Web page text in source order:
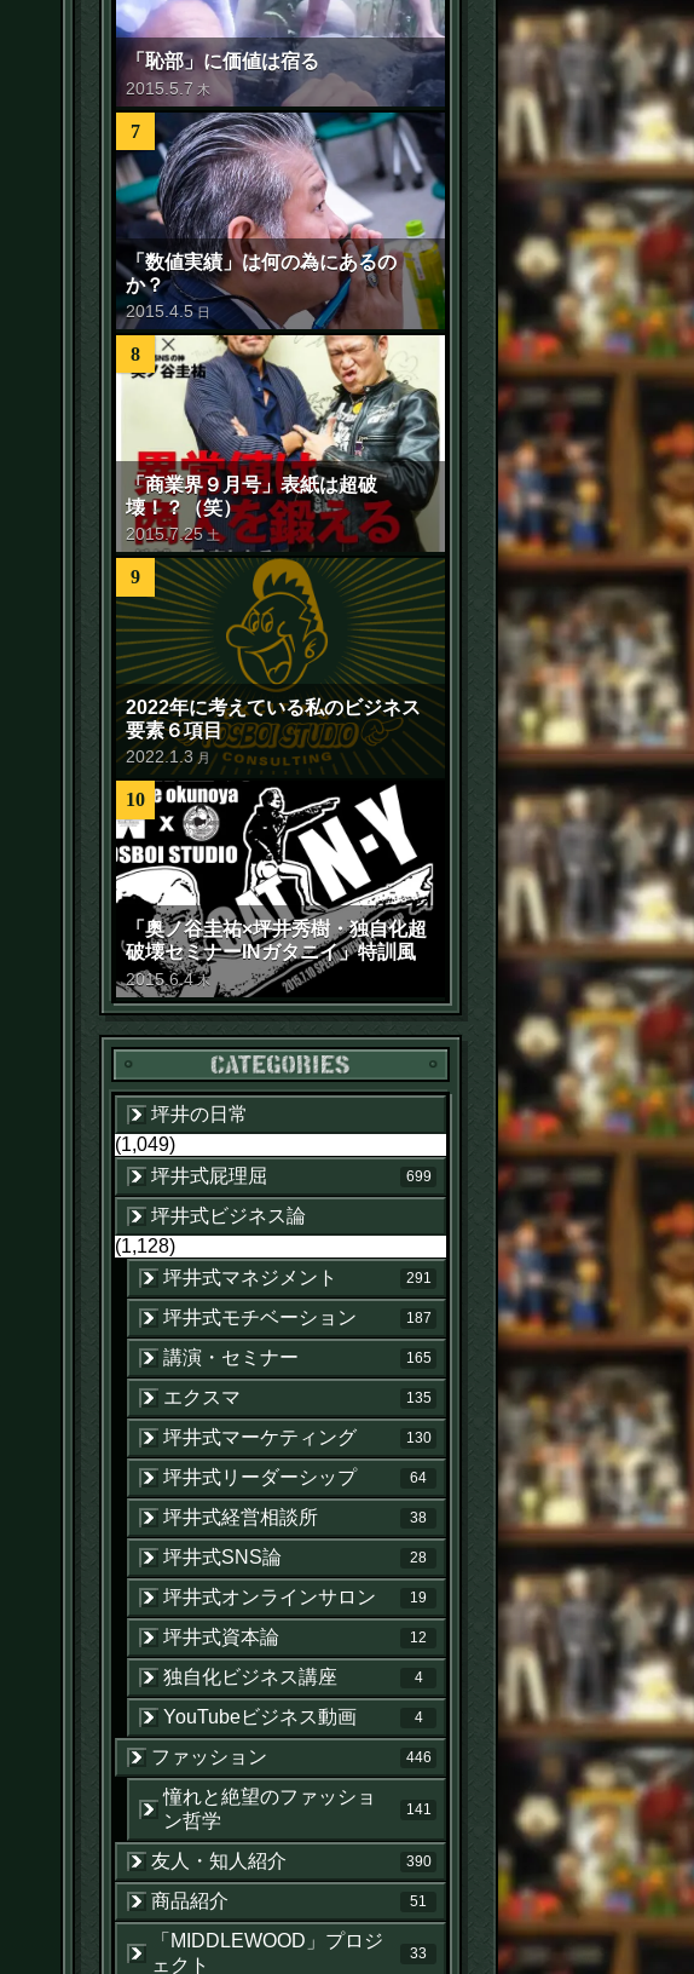
「恥部」に価値は宿る
2015 .5 .7 木
7
「数値実績」は何の為にあるの
か？
2015 .4.5 日
8
「商業界９月号」表紙は超破
壊！？（笑）
2015.7.25 土
9
2022年に考えている私のビジネス
要素６項目
2022.1 .3 月
10
「奥ノ谷圭祐×坪井秀樹・独自化超
破壊セミナーINガタニイ」特訓風
景動画（苦笑）
2015.6.4 木
カテゴリー
坪井の日常
(1,049)
坪井式屁理屈
699
坪井式ビジネス論
(1,128)
坪井式マネジメント
291
坪井式モチベーション 187
講演・セミナー 165
エクスマ 135
坪井式マーケティング 130
坪井式リーダーシップ 64
坪井式経営相談所 38
坪井式SNS論 28
坪井式オンラインサロン 19
坪井式資本論 12
独自化ビジネス講座 4
YouTubeビジネス動画 4
ファッション 446
憧れと絶望のファッショ
ン哲学
141
友人・知人紹介 390
商品紹介 51
「MIDDLEWOOD」プロジ
ェクト
33